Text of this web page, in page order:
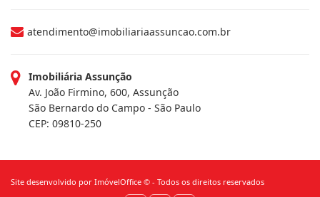
atendimento@imobiliariaassuncao.com.br
Imobiliária Assunção
Av. João Firmino, 600, Assunção
São Bernardo do Campo - São Paulo
CEP: 09810-250
Site desenvolvido por ImóvelOffice © - Todos os direitos reservados